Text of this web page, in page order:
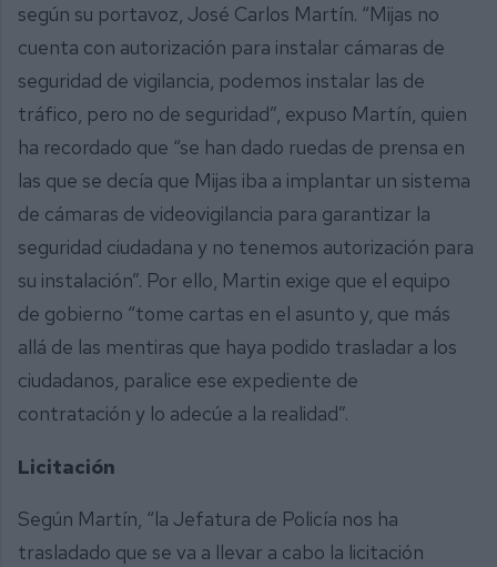
según su portavoz, José Carlos Martín. “Mijas no
cuenta con autorización para instalar cámaras de
seguridad de vigilancia, podemos instalar las de
tráfico, pero no de seguridad”, expuso Martín, quien
ha recordado que “se han dado ruedas de prensa en
las que se decía que Mijas iba a implantar un sistema
de cámaras de videovigilancia para garantizar la
seguridad ciudadana y no tenemos autorización para
su instalación”. Por ello, Martin exige que el equipo
de gobierno “tome cartas en el asunto y, que más
allá de las mentiras que haya podido trasladar a los
ciudadanos, paralice ese expediente de
contratación y lo adecúe a la realidad”.
Licitación
Según Martín, “la Jefatura de Policía nos ha
trasladado que se va a llevar a cabo la licitación